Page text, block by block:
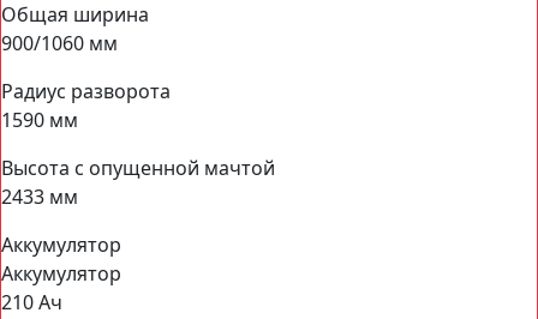
Общая ширина
900/1060 мм
Радиус разворота
1590 мм
Высота с опущенной мачтой
2433 мм
Аккумулятор
Аккумулятор
210 Ач